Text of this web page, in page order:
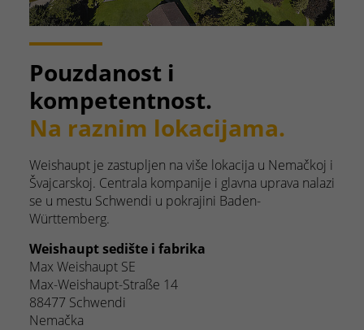
Nemačkoj i
nalazi
Pouzdanost i
kompetentnost.
Na raznim lokacijama.
Weishaupt je zastupljen na više lokacija u
Švajcarskoj. Centrala kompanije i glavna uprava
se u mestu Schwendi u pokrajini Baden-
Württemberg.
Weishaupt fabrika
Pyropac AG
Heberrietstraße
9466 Sennwald SG
Švajcarska